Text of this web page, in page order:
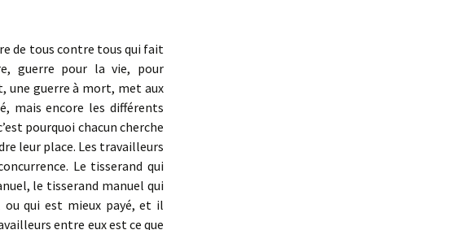
de tous contre tous qui fait
guerre pour la vie, pour
une guerre à mort, met aux
mais encore les différents
pourquoi chacun cherche
leur place. Les travailleurs
Le tisserand qui
le tisserand manuel qui
qui est mieux payé, et il
entre eux est ce que